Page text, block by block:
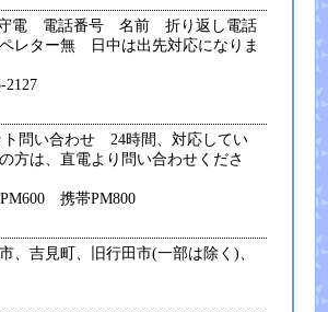
守電 電話番号 名前 折り返し電話
レター無 日中は出先対応になりま
2127
ト問い合わせ 24時間、対応してい
方は、直電より問い合わせくださ
PM600 携帯PM800
、吉見町、旧行田市(一部は除く)、